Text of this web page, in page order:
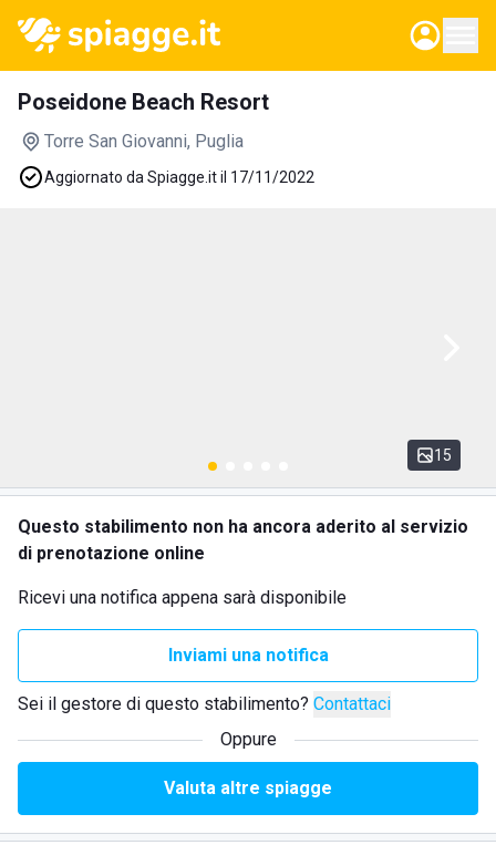
Poseidone Beach Resort
Torre San Giovanni, Puglia
Aggiornato da Spiagge.it il 17/11/2022
15
Questo stabilimento non ha ancora aderito al servizio
di prenotazione online
Ricevi una notifica appena sarà disponibile
Inviami una notifica
Sei il gestore di questo stabilimento? Contattaci
Oppure
Valuta altre spiagge